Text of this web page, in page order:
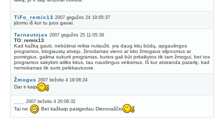
TiFo_remix13 2007 gegužės 24 19:05:37
įdomu iš kur tu juos gavai.
Tarnautojas 2007 gegužės 25 11:05:39
TO: remix13
Kad kažką gauti, nebūtinai reikia nulaužti, yra daug kitu būdų, apgaulingos
programos, blogiausių atveju, žinodamas vieno ar kito žmogaus silpnumus ar
pomėgius, galima sukurti programas, kurios gali būt pritaikytos tik tam žmogui, bet tos
programos sakykim atliks kitus, tau naudingus veiksmus. Iš kur atsiranda patarlę, kad
nemokamas tik suris pelėkautuose.
Žmogus 2007 birželio 4 19:06:24
Dar ir kaip
2007 birželio 4 20:06:32
Tai ne Bet kažkaip pasigedau Dienoraščio